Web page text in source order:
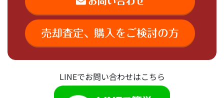
LINEでお問い合わせはこちら